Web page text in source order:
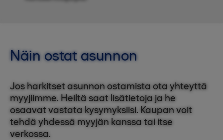
Näin ostat asunnon
Jos harkitset asunnon ostamista ota yhteyttä
myyjiimme. Heiltä saat lisätietoja ja he
osaavat vastata kysymyksiisi. Kaupan voit
tehdä yhdessä myyjän kanssa tai itse
verkossa.